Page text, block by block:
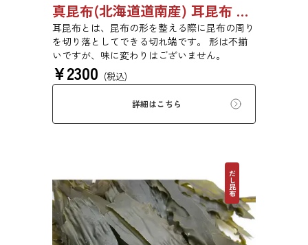
真昆布(北海道道南産) 耳昆布 漬物用 500g 【●受注生産品】03070033
耳昆布とは、昆布の形を整える際に昆布の周り
を切り落としてできる切れ端です。 形は不揃
いですが、味に変わりはございません。
¥2300 (税込)
詳細はこちら
だし昆布